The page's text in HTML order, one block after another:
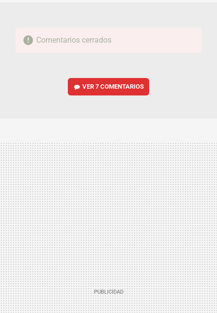
Comentarios cerrados
VER7 COMENTARIOS